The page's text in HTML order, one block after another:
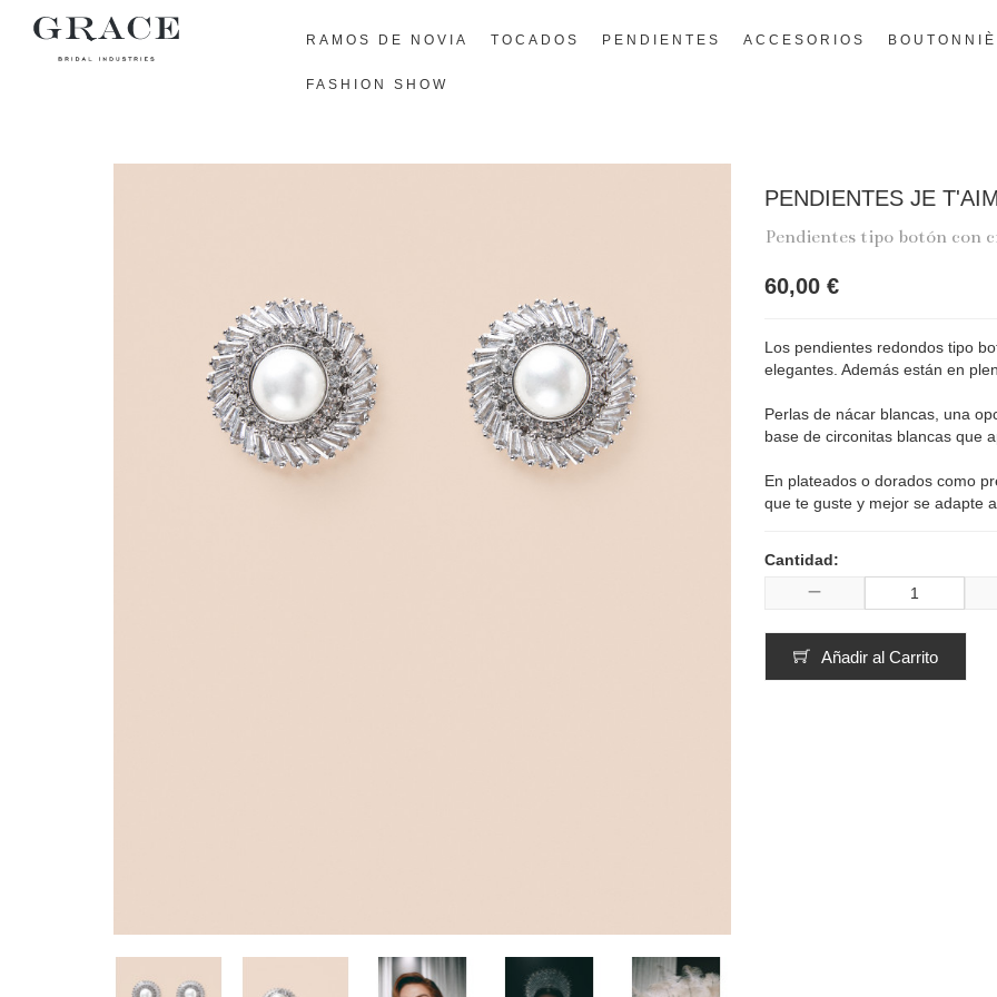
RAMOS DE NOVIA TOCADOS PENDIENTES ACCESORIOS
FASHION SHOW
PENDIENTES JE
Pendientes tipo botón con
60,00 €
Los pendientes redondos tipo
elegantes. Además están en
Perlas de nácar blancas, una
base de circonitas blancas que
En plateados o dorados como
que te guste y mejor se adapte
Cantidad:
Añadir al Carrito